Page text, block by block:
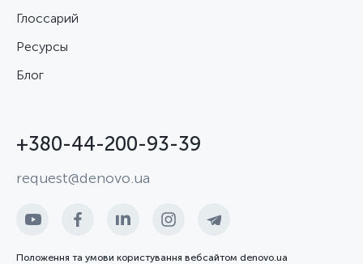
Глоссарий
Ресурсы
Блог
+380-44-200-93-39
request@denovo.ua
Положення та умови користування вебсайтом denovo.ua